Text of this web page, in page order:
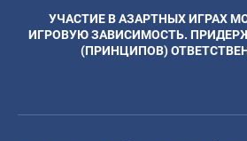
УЧАСТИЕ В АЗАРТНЫХ ИГРАХ
ИГРОВУЮ ЗАВИСИМОСТЬ.
(ПРИНЦИПОВ)